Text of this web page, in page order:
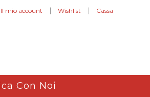
Il mio account Wishlist Cassa
Con Noi